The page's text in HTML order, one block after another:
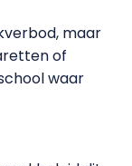
maar
of
waar